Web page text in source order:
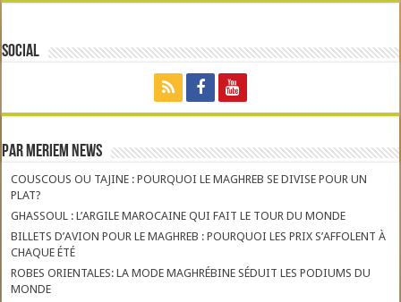
Social
Par Meriem News
COUSCOUS OU TAJINE : POURQUOI LE MAGHREB SE DIVISE POUR UN
PLAT?
GHASSOUL : L’ARGILE MAROCAINE QUI FAIT LE TOUR DU MONDE
BILLETS D’AVION POUR LE MAGHREB : POURQUOI LES PRIX S’AFFOLENT À
CHAQUE ÉTÉ
ROBES ORIENTALES: LA MODE MAGHRÉBINE SÉDUIT LES PODIUMS DU
MONDE